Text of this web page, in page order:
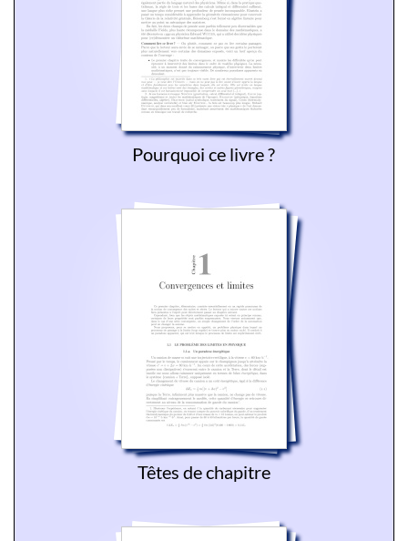
Pourquoi ce livre ?
Têtes de chapitre